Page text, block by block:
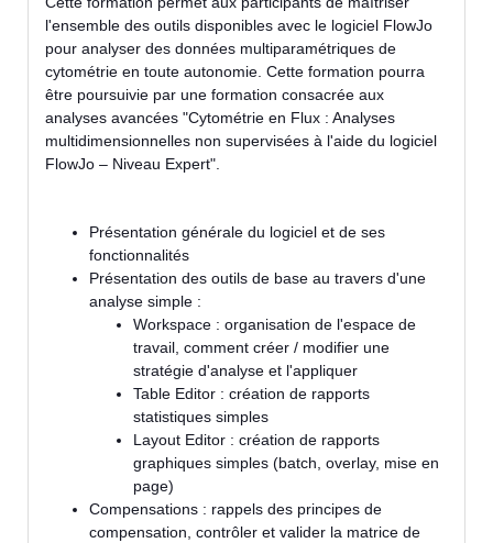
l'ensemble des outils disponibles avec le logiciel FlowJo
pour analyser des données multiparamétriques de
cytométrie en toute autonomie. Cette formation pourra
être poursuivie par une formation consacrée aux
analyses avancées "Cytométrie en Flux : Analyses
multidimensionnelles non supervisées à l'aide du logiciel
FlowJo – Niveau Expert".
Présentation générale du logiciel et de ses
fonctionnalités
Présentation des outils de base au travers d'une
analyse simple :
Workspace : organisation de l'espace de
travail, comment créer / modifier une
stratégie d'analyse et l'appliquer
Table Editor : création de rapports
statistiques simples
Layout Editor : création de rapports
graphiques simples (batch, overlay, mise en
page)
Compensations : rappels des principes de
compensation, contrôler et valider la matrice de